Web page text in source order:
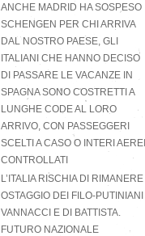
ANCHE MADRID HA SOSPESO
SCHENGEN PER CHI ARRIVA
DAL NOSTRO PAESE, GLI
ITALIANI CHE HANNO DECISO
DI PASSARE LE VACANZE IN
SPAGNA SONO COSTRETTI A
LUNGHE CODE AL LORO
ARRIVO, CON PASSEGGERI
SCELTI A CASO O INTERI AEREI
CONTROLLATI
L’ITALIA RISCHIA DI RIMANERE
OSTAGGIO DEI FILO-PUTINIANI
VANNACCI E DI BATTISTA.
FUTURO NAZIONALE